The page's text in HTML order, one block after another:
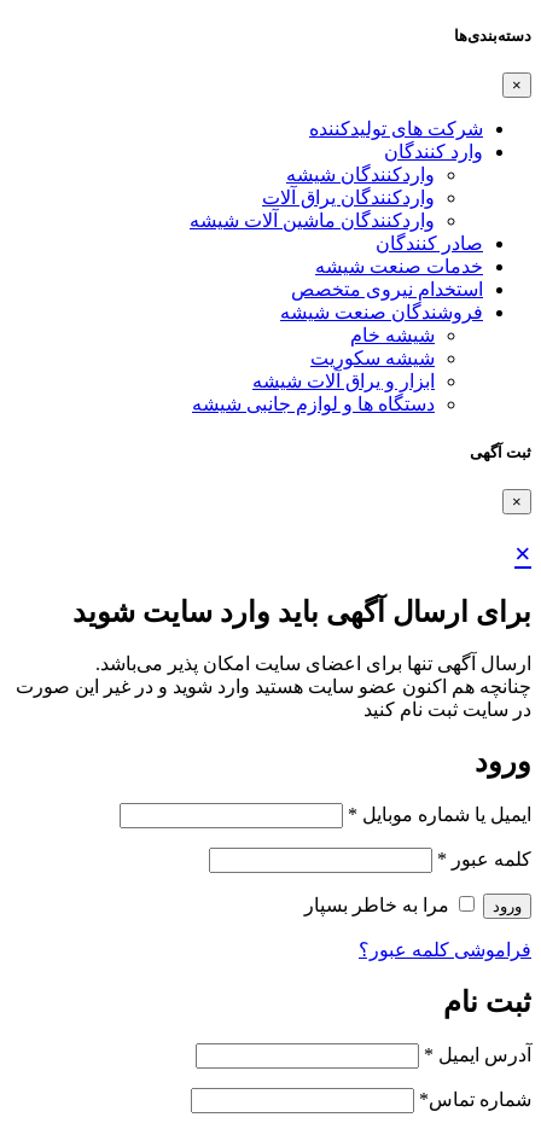
دسته‌بندی‌ها
×
شرکت های تولیدکننده
وارد کنندگان
واردکنندگان شیشه
واردکنندگان یراق آلات
واردکنندگان ماشین آلات شیشه
صادر کنندگان
خدمات صنعت شیشه
استخدام نیروی متخصص
فروشندگان صنعت شیشه
شیشه خام
شیشه سکوریت
ابزار و یراق آلات شیشه
دستگاه ها و لوازم جانبی شیشه
ثبت آگهی
×
×
برای ارسال آگهی باید وارد سایت شوید
ارسال آگهی تنها برای اعضای سایت امکان پذیر می‌باشد.
چنانچه هم‌ اکنون عضو سایت هستید وارد شوید و در غیر این صورت
در سایت ثبت نام کنید
ورود
ایمیل یا شماره موبایل *
کلمه عبور *
ورود مرا به خاطر بسپار
فراموشی کلمه عبور؟
ثبت نام
آدرس ایمیل *
شماره تماس*